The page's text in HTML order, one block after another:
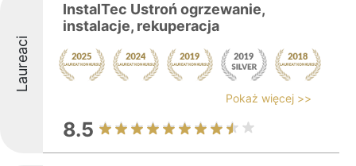
Laureaci
InstalTec Ustroń ogrzewanie,
instalacje, rekuperacja
Pokaż więcej >>
8.5